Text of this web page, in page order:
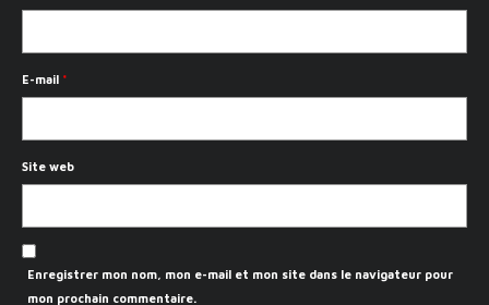
E-mail *
Site web
Enregistrer mon nom, mon e-mail et mon site dans le navigateur pour
mon prochain commentaire.